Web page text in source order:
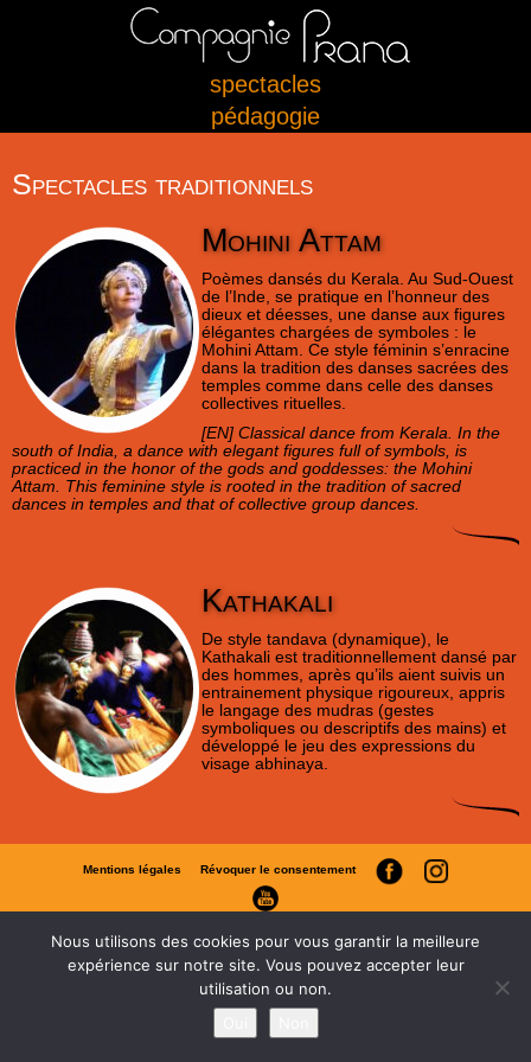
spectacles
pédagogie
Spectacles traditionnels
Mohini Attam
Poèmes dansés du Kerala. Au Sud-Ouest
de l’Inde, se pratique en l’honneur des
dieux et déesses, une danse aux figures
élégantes chargées de symboles : le
Mohini Attam. Ce style féminin s’enracine
dans la tradition des danses sacrées des
temples comme dans celle des danses
collectives rituelles.
[EN] Classical dance from Kerala. In the
south of India, a dance with elegant figures full of symbols, is
practiced in the honor of the gods and goddesses: the Mohini
Attam. This feminine style is rooted in the tradition of sacred
dances in temples and that of collective group dances.
Kathakali
De style tandava (dynamique), le
Kathakali est traditionnellement dansé par
des hommes, après qu’ils aient suivis un
entrainement physique rigoureux, appris
le langage des mudras (gestes
symboliques ou descriptifs des mains) et
développé le jeu des expressions du
visage abhinaya.
Mentions légales Révoquer le consentement
Nous utilisons des cookies pour vous garantir la meilleure
expérience sur notre site. Vous pouvez accepter leur
utilisation ou non.